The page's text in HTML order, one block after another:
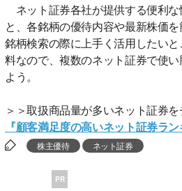
ネット証券各社が提供する便利な
と、各銘柄の優待内容や最新株価を
銘柄検索の際に上手く活用したい
料なので、複数のネット証券で使
よう。
＞＞取扱商品量が多いネット証券を
『顧客満足度の高いネット証券ラン
株主優待 ネット証券
PR